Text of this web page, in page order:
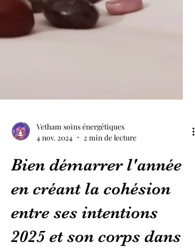
4 nov. 2024
2 min de lecture
Bien démarrer l'année
en créant la cohésion